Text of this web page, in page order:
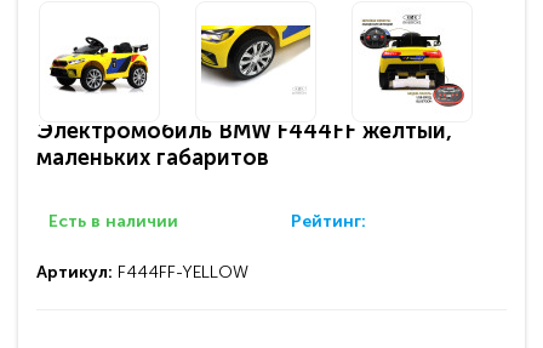
Электромобиль BMW F444FF желтый,
маленьких габаритов
Есть в наличии Рейтинг:
Артикул: F444FF-YELLOW